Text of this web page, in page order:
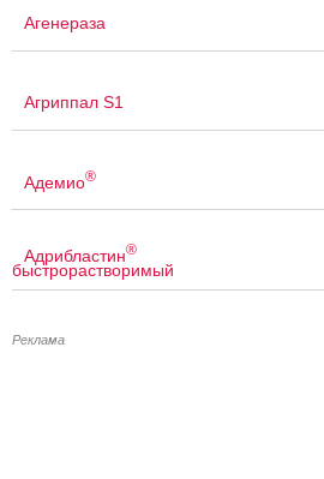
Агенераза
Агриппал S1
Адемио®
Адрибластин®
быстрорастворимый
Реклама